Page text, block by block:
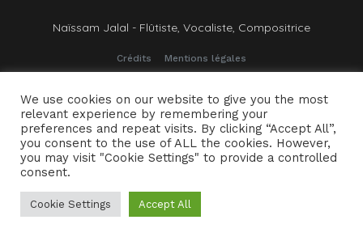
Naïssam Jalal - Flûtiste, Vocaliste, Compositrice
Crédits Mentions légales
We use cookies on our website to give you the most
relevant experience by remembering your
preferences and repeat visits. By clicking “Accept All”,
you consent to the use of ALL the cookies. However,
you may visit "Cookie Settings" to provide a controlled
consent.
Cookie Settings Accept All